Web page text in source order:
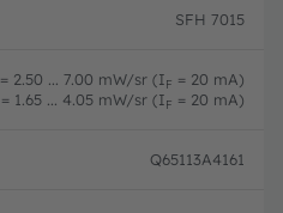
SFH 7015
= 2.50 ... 7.00 mW/sr (IF = 20 mA)
= 1.65 ... 4.05 mW/sr (IF = 20 mA)
Q65113A4161